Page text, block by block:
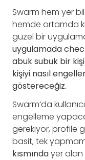
Swarm hem yer
hemde ortamda
güzel bir
uygulamada
abuk subuk bir
kişiyi nasıl
göstereceğiz.
Swarm’da
engelleme
gerekiyor, profile
basit, tek
kısmındayer alan